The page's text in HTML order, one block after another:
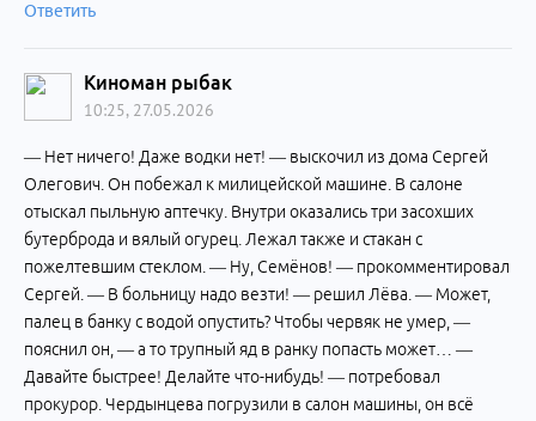
Ответить
Киноман рыбак
10:25, 27.05.2026
— Нет ничего! Даже водки нет! — выскочил из дома Сергей
Олегович. Он побежал к милицейской машине. В салоне
отыскал пыльную аптечку. Внутри оказались три засохших
бутерброда и вялый огурец. Лежал также и стакан с
пожелтевшим стеклом. — Ну, Семёнов! — прокомментировал
Сергей. — В больницу надо везти! — решил Лёва. — Может,
палец в банку с водой опустить? Чтобы червяк не умер, —
пояснил он, — а то трупный яд в ранку попасть может… —
Давайте быстрее! Делайте что-нибудь! — потребовал
прокурор. Чердынцева погрузили в салон машины, он всё